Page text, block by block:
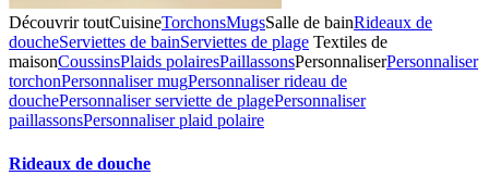
Découvrir toutCuisineTorchonsMugsSalle de bainRideaux de
doucheServiettes de bainServiettes de plage Textiles de
maisonCoussinsPlaids polairesPaillassonsPersonnaliserPersonnaliser
torchonPersonnaliser mugPersonnaliser rideau de
douchePersonnaliser serviette de plagePersonnaliser
paillassonsPersonnaliser plaid polaire
Rideaux de douche